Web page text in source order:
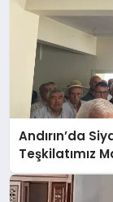
Andırın’da
Teşkilatımız